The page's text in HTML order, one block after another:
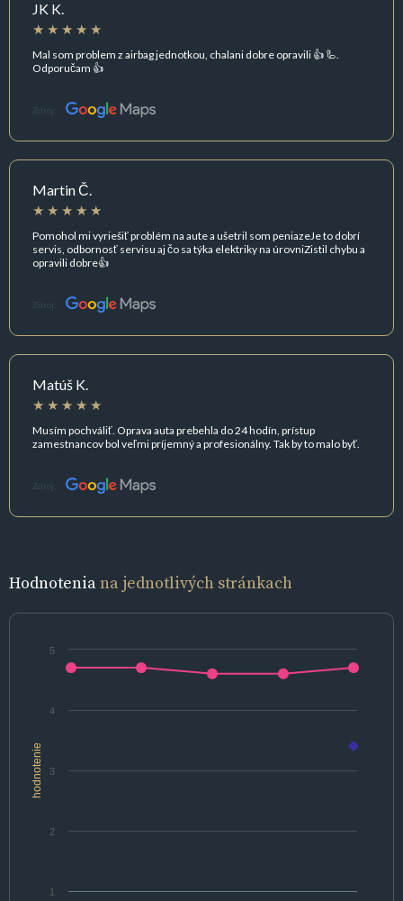
JK K.
Mal som problem z airbag jednotkou, chalani dobre opravili 👍 🦾.
Odporučam 👍
Zdroj:
Martin Č.
Pomohol mi vyriešiť problém na aute a ušetril som peniazeJe to dobrí
servis, odbornosť servisu aj čo sa týka elektriky na úrovniZistil chybu a
opravili dobre👍
Zdroj:
Matúš K.
Musím pochváliť. Oprava auta prebehla do 24 hodín, prístup
zamestnancov bol veľmi príjemný a profesionálny. Tak by to malo byť.
Zdroj:
Hodnoteniana jednotlivých stránkach
hodnotenie
1
2
3
4
5